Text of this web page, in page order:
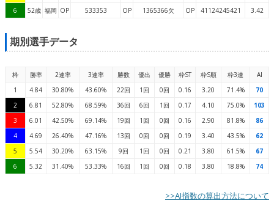
6
52歳 福岡 OP 533353 OP 1365366欠 OP 41124245421 3.42
期別選手データ
枠 勝率 2連率 3連率 勝数 優出 優勝 枠ST 枠S順 枠3連
AI
1
4.84 30.80% 43.60% 22回 1回 0回 0.16 3.20 71.4%
70
2
6.81 52.80% 68.59% 36回 6回 1回 0.17 4.10 75.0%
103
3
6.01 42.50% 69.14% 19回 1回 0回 0.16 2.90 81.8%
86
4
4.69 26.40% 47.16% 13回 0回 0回 0.19 3.40 43.5%
62
5
5.54 30.20% 63.15% 9回 1回 0回 0.21 3.80 61.5%
67
6
5.32 31.40% 53.33% 16回 1回 0回 0.18 3.80 18.8% 74
>>AI指数の算出方法について